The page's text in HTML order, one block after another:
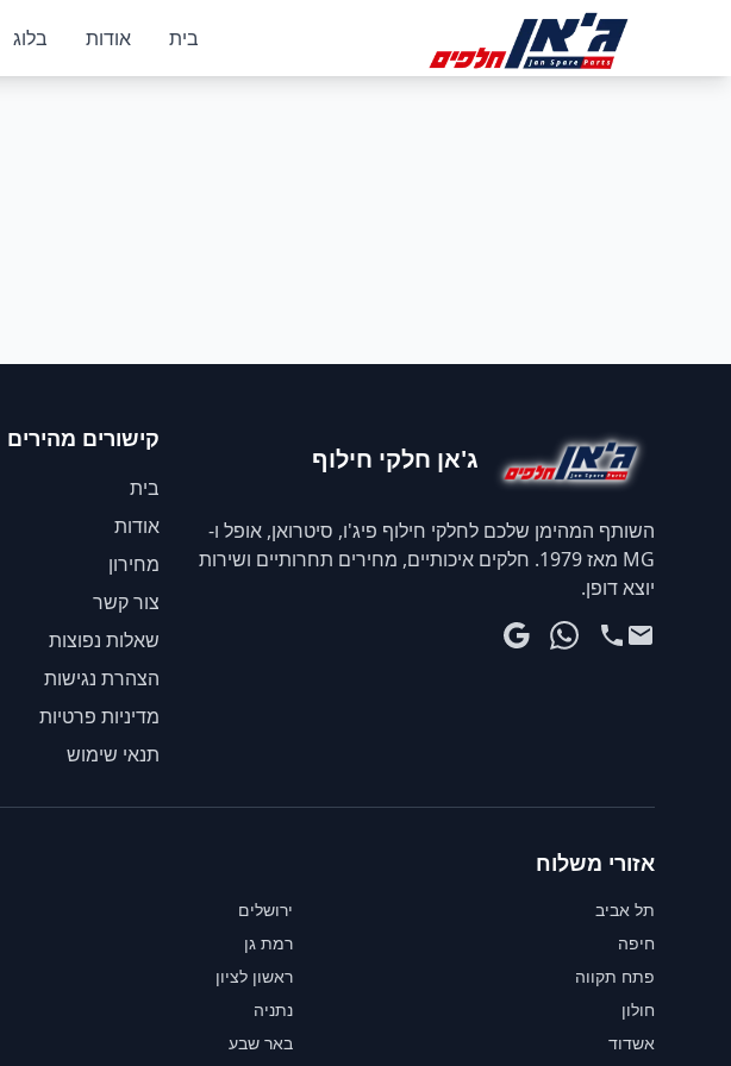
בית
אודות בלוג
ג'אן חלקי חילוף
השותף המהימן שלכם לחלקי חילוף פיג'ו, סיטרואן, אופל ו-
MG מאז 1979. חלקים איכותיים, מחירים תחרותיים ושירות
יוצא דופן.
קישורים מהירים
בית
אודות
מחירון
צור קשר
שאלות נפוצות
הצהרת נגישות
מדיניות פרטיות
תנאי שימוש
אזורי משלוח
תל אביב
ירושלים
חיפה
רמת גן
פתח תקווה
ראשון לציון
חולון
נתניה
אשדוד
באר שבע